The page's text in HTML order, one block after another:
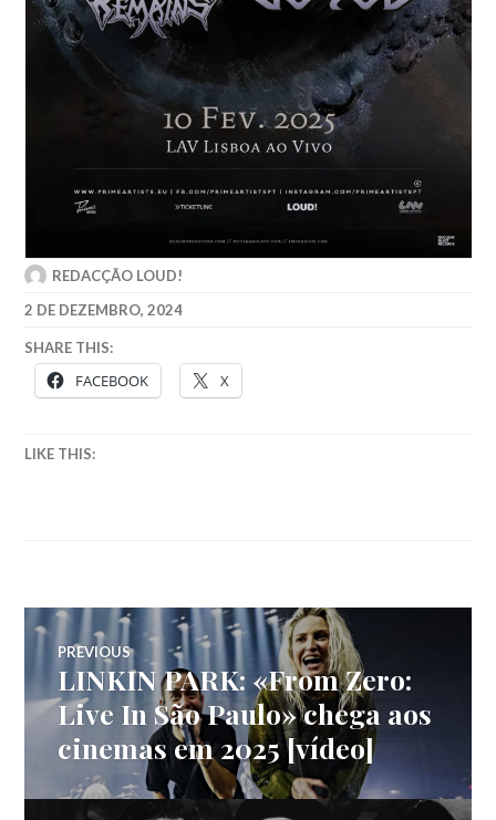
REDACÇÃO LOUD!
2 DE DEZEMBRO, 2024
SHARE THIS:
FACEBOOK X
LIKE THIS:
Navegação
de
artigos
PREVIOUS
Previous
post:
LINKIN PARK: «From Zero:
Live In São Paulo» chega aos
cinemas em 2025 [vídeo]